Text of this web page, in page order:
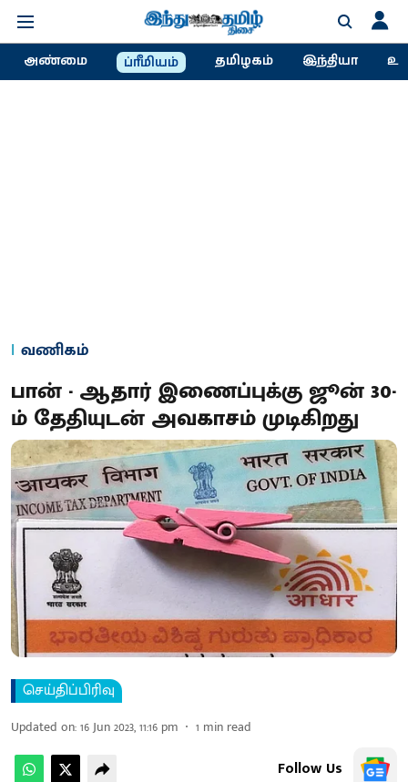
அண்மை ப்ரீமியம் தமிழகம் இந்தியா
வணிகம்
பான் - ஆதார் இணைப்புக்கு ஜூன் 30-
ம் தேதியுடன் அவகாசம் முடிகிறது
செய்திப்பிரிவு
Updated on:16 Jun 2023, 11:16 pm 1 min read
Follow Us